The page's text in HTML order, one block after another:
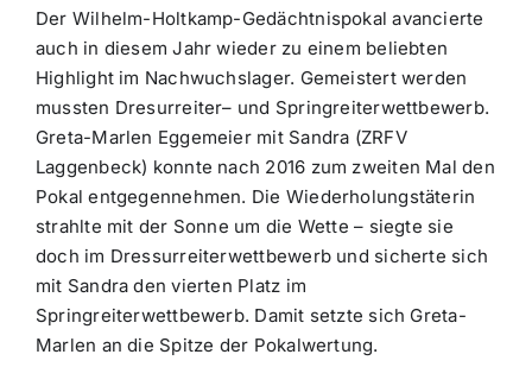
Der Wilhelm-Holtkamp-Gedächtnispokal avancierte
auch in diesem Jahr wieder zu einem beliebten
Highlight im Nachwuchslager. Gemeistert werden
mussten Dresurreiter– und Springreiterwettbewerb.
Greta-Marlen Eggemeier mit Sandra (ZRFV
Laggenbeck) konnte nach 2016 zum zweiten Mal den
Pokal entgegennehmen. Die Wiederholungstäterin
strahlte mit der Sonne um die Wette – siegte sie
doch im Dressurreiterwettbewerb und sicherte sich
mit Sandra den vierten Platz im
Springreiterwettbewerb. Damit setzte sich Greta-
Marlen an die Spitze der Pokalwertung.